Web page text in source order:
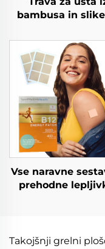
bambusa in
rožna traka za
spanje
Vse naravne
prehodne
za boljše jutro
Takojšnji grelni